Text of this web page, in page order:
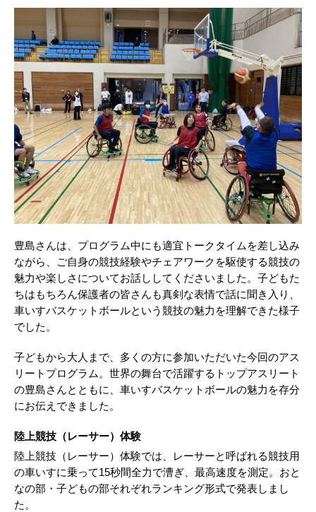
豊島さんは、プログラム中にも適宜トークタイムを差し込み
ながら、ご自身の競技経験やチェアワークを駆使する競技の
魅力や楽しさについてお話ししてくださいました。子どもた
ちはもちろん保護者の皆さんも真剣な表情で話に聞き入り、
車いすバスケットボールという競技の魅力を理解できた様子
でした。
子どもから大人まで、多くの方に参加いただいた今回のアス
リートプログラム。世界の舞台で活躍するトップアスリート
の豊島さんとともに、車いすバスケットボールの魅力を存分
にお伝えできました。
陸上競技（レーサー）体験
陸上競技（レーサー）体験では、レーサーと呼ばれる競技用
の車いすに乗って15秒間全力で漕ぎ、最高速度を測定。おと
なの部・子どもの部それぞれランキング形式で発表しまし
た。